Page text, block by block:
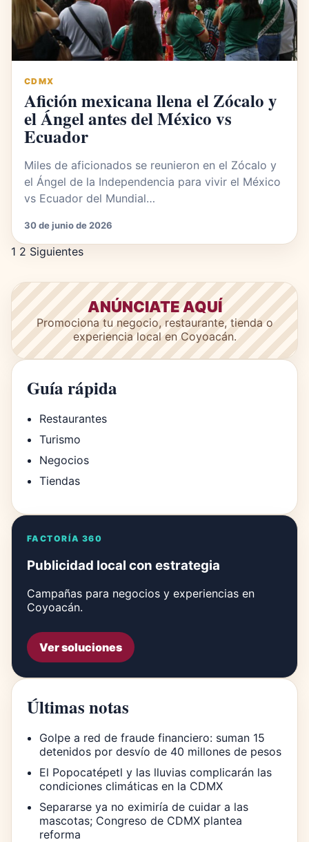
CDMX
Afición mexicana llena el Zócalo y
el Ángel antes del México vs
Ecuador
Miles de aficionados se reunieron en el Zócalo y
el Ángel de la Independencia para vivir el México
vs Ecuador del Mundial…
30 de junio de 2026
Paginación de entradas
1 2 Siguientes
ANÚNCIATE AQUÍ
Promociona tu negocio, restaurante, tienda o
experiencia local en Coyoacán.
Guía rápida
Restaurantes
Turismo
Negocios
Tiendas
FACTORÍA 360
Publicidad local con estrategia
Campañas para negocios y experiencias en
Coyoacán.
Ver soluciones
Últimas notas
Golpe a red de fraude financiero: suman 15
detenidos por desvío de 40 millones de pesos
El Popocatépetl y las lluvias complicarán las
condiciones climáticas en la CDMX
Separarse ya no eximiría de cuidar a las
mascotas; Congreso de CDMX plantea
reforma